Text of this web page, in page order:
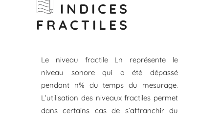
INDICES
FRACTILES
Le niveau fractile Ln représente le
niveau sonore qui a été dépassé
pendant n% du temps du mesurage.
L’utilisation des niveaux fractiles permet
dans certains cas de s’affranchir du